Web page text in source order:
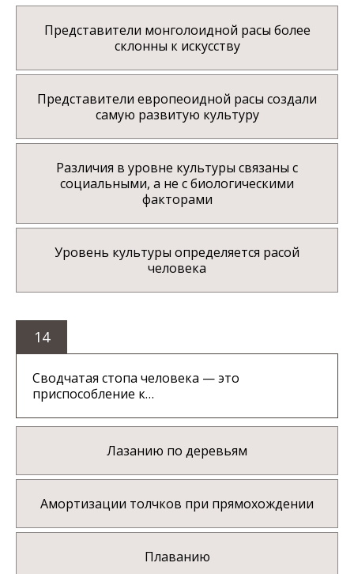
Представители монголоидной расы более
склонны к искусству
Представители европеоидной расы создали
самую развитую культуру
Различия в уровне культуры связаны с
социальными, а не с биологическими
факторами
Уровень культуры определяется расой
человека
14
Сводчатая стопа человека — это
приспособление к…
Лазанию по деревьям
Амортизации толчков при прямохождении
Плаванию